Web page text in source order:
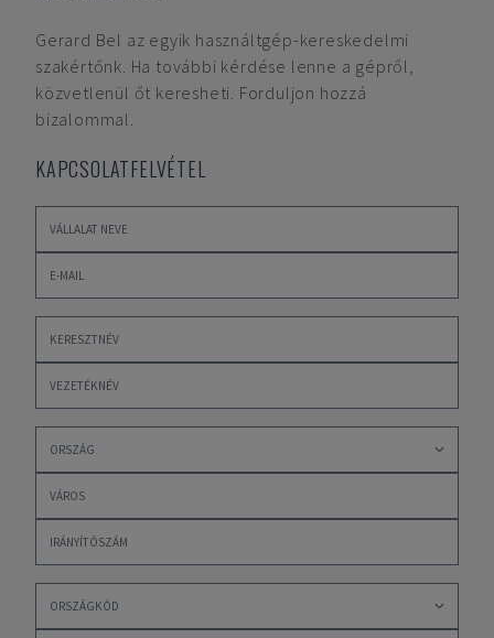
Gerard Bel az egyik használtgép-kereskedelmi
szakértőnk. Ha további kérdése lenne a gépről,
közvetlenül őt keresheti. Forduljon hozzá
bizalommal.
KAPCSOLATFELVÉTEL